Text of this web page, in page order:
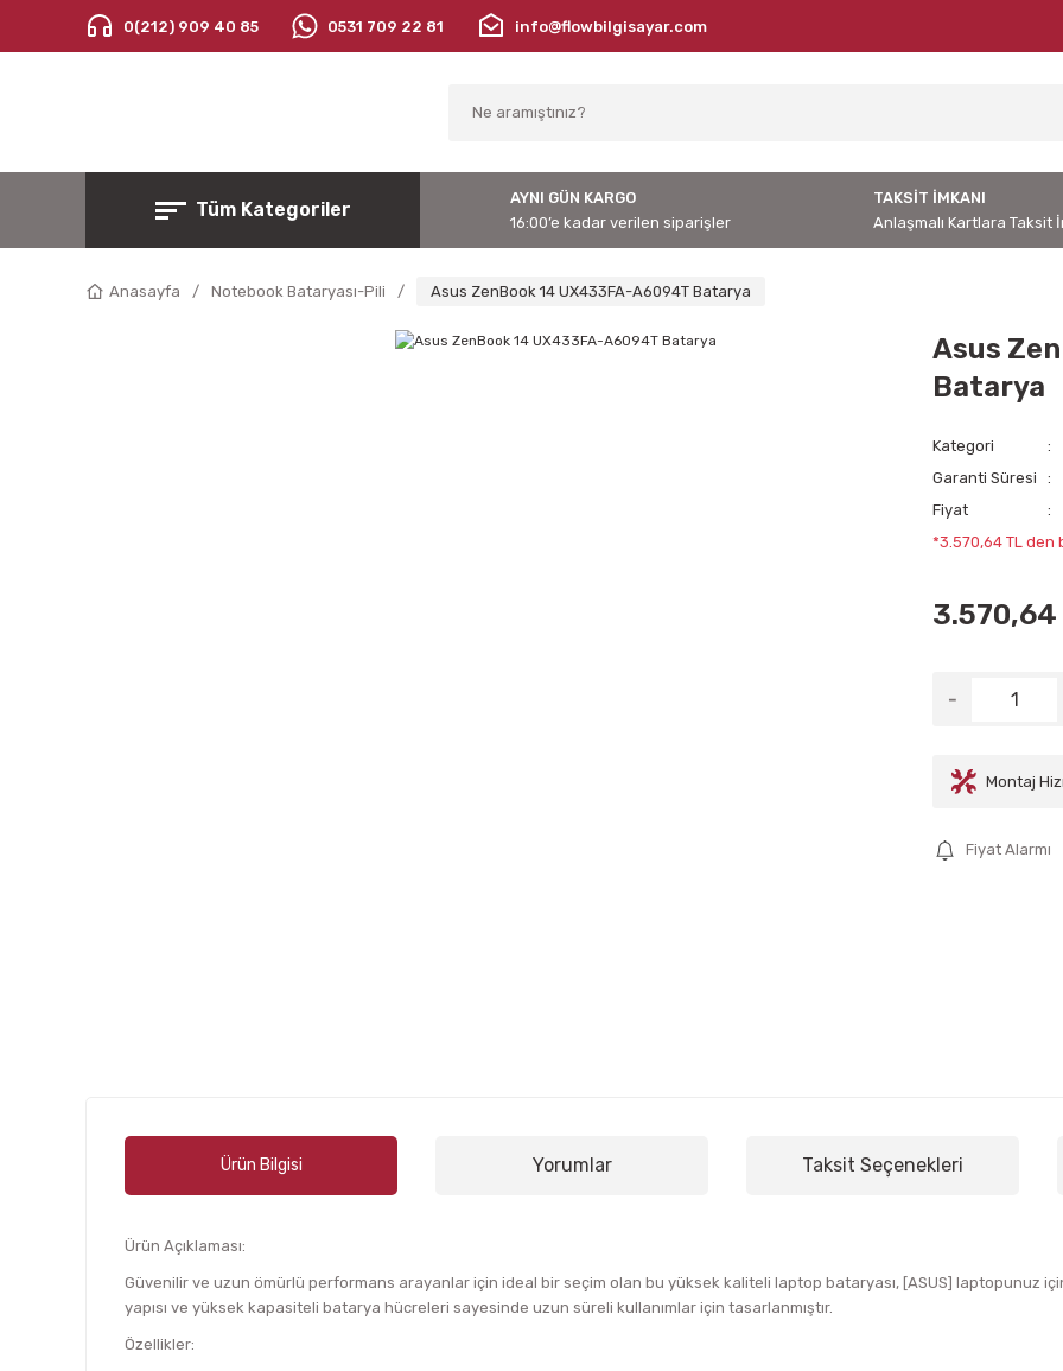
0(212) 909 40 85 0531 709 22 81 info@flowbilgisayar.com
Tüm Kategoriler
AYNI GÜN KARGO
16:00’e kadar verilen siparişler
TAKSİT İMKANI
Anlaşmalı Kartlara Taksit
Anasayfa Notebook Bataryası-Pili Asus ZenBook 14 UX433FA-A6094T Batarya
Asus
Batarya
Kategori
Garanti Süresi
Fiyat
*3.570,64 TL
3.570,64
Montaj
Fiyat Alarmı
Ürün Bilgisi Yorumlar Taksit Seçenekleri
Ürün Açıklaması:
Güvenilir ve uzun ömürlü performans arayanlar için ideal bir seçim olan bu yüksek kaliteli laptop bataryası, [ASUS] laptopunuz
yapısı ve yüksek kapasiteli batarya hücreleri sayesinde uzun süreli kullanımlar için tasarlanmıştır.
Özellikler: